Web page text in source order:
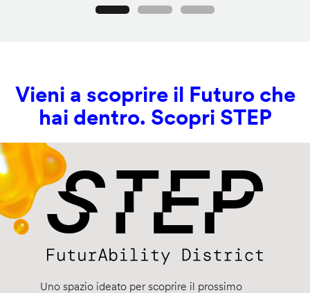
Vieni a scoprire il Futuro che
hai dentro. Scopri STEP
Uno spazio ideato per scoprire il prossimo